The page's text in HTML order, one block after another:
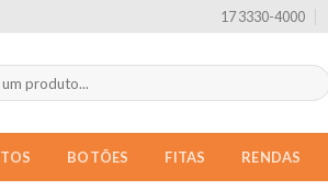
17 3330-4000
BOTÕES FITAS RENDAS